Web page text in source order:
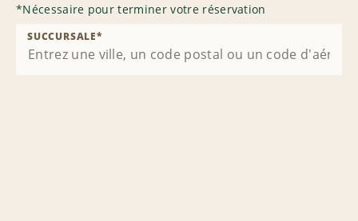
*Nécessaire pour terminer votre réservation
SUCCURSALE*